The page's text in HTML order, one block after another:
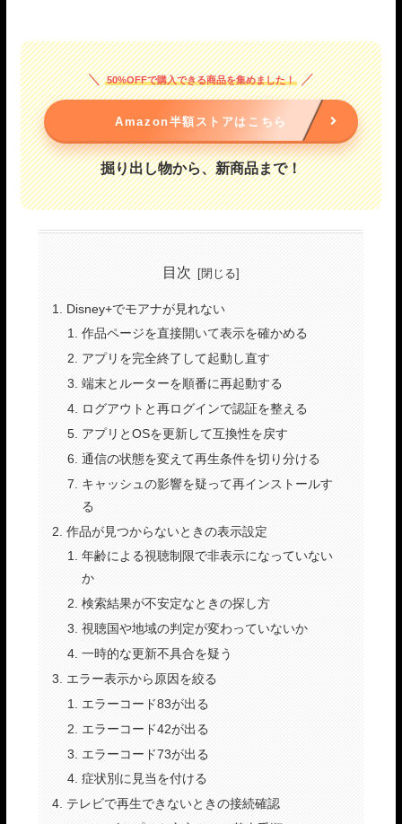
50%OFFで購入できる商品を集めました！
Amazon半額ストアはこちら
掘り出し物から、新商品まで！
目次
Disney+でモアナが見れない
作品ページを直接開いて表示を確かめる
アプリを完全終了して起動し直す
端末とルーターを順番に再起動する
ログアウトと再ログインで認証を整える
アプリとOSを更新して互換性を戻す
通信の状態を変えて再生条件を切り分ける
キャッシュの影響を疑って再インストールす
る
作品が見つからないときの表示設定
年齢による視聴制限で非表示になっていない
か
検索結果が不安定なときの探し方
視聴国や地域の判定が変わっていないか
一時的な更新不具合を疑う
エラー表示から原因を絞る
エラーコード83が出る
エラーコード42が出る
エラーコード73が出る
症状別に見当を付ける
テレビで再生できないときの接続確認